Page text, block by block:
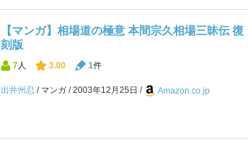
【マンガ】相場道の極意 本間宗久相場三昧伝 復
刻版
7人 3.00 1件
出井州忍 マンガ 2003年12月25日 Amazon.co.jp